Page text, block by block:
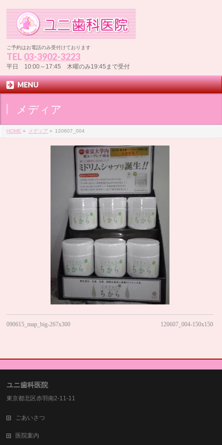
ご予約はお電話のみ受付けております
TEL 03-3902-3223
平日 10:00～17:45 木曜のみ19:45まで受付
MENU
メディア
HOME » メディア » 120607_004
090615_map_big-267x300 120607_004-150x150
ユニ歯科医院
東京都北区赤羽南2-11-11
ごあいさつ
医院案内